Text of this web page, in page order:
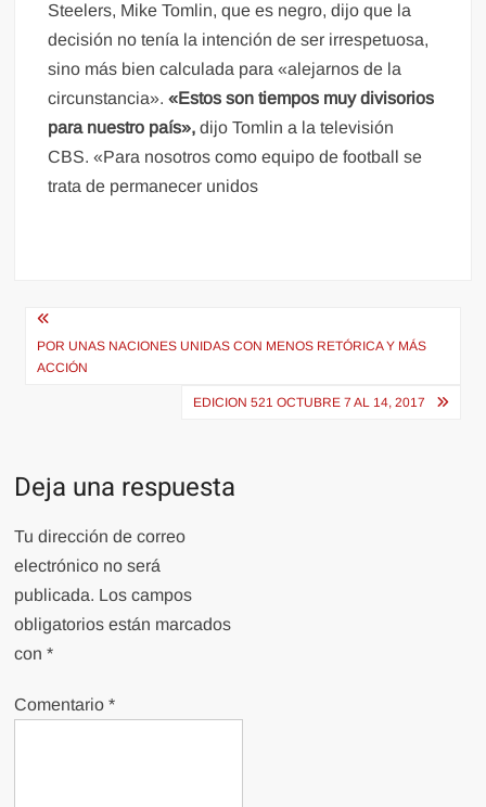
Steelers, Mike Tomlin, que es negro, dijo que la
decisión no tenía la intención de ser irrespetuosa,
sino más bien calculada para «alejarnos de la
circunstancia».«Estos son tiempos muy divisorios
para nuestro país»,dijo Tomlin a la televisión
CBS. «Para nosotros como equipo de football se
trata de permanecer unidos
Navegación
de
POR UNAS NACIONES UNIDAS CON MENOS RETÓRICA Y MÁS
ACCIÓN
EDICION 521 OCTUBRE 7 AL 14, 2017
Deja una respuesta
Tu dirección de correo
electrónico no será
publicada. Los campos
obligatorios están marcados
con*
Comentario*